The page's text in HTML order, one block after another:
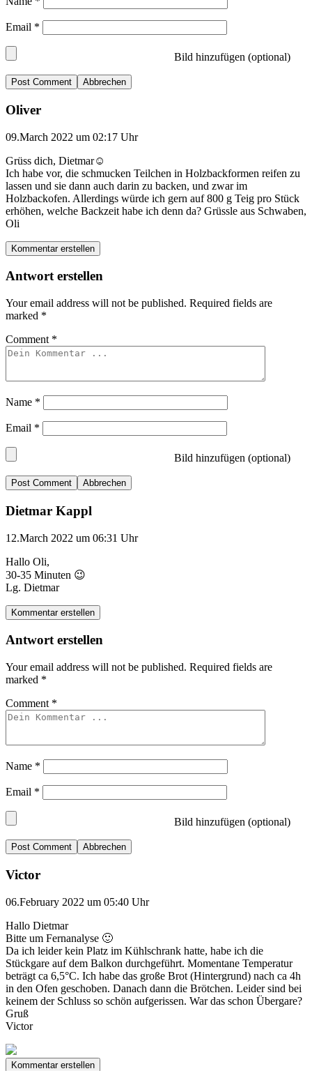
Email *
Bild hinzufügen (optional)
Abbrechen
Oliver
09.March 2022 um 02:17 Uhr
Grüss dich, Dietmar☺️
Ich habe vor, die schmucken Teilchen in Holzbackformen reifen zu
lassen und sie dann auch darin zu backen, und zwar im
Holzbackofen. Allerdings würde ich gern auf 800 g Teig pro Stück
erhöhen, welche Backzeit habe ich denn da? Grüssle aus Schwaben,
Oli
Kommentar erstellen
Antwort erstellen
Your email address will not be published. Required fields are
marked *
Comment *
Name *
Email *
Bild hinzufügen (optional)
Abbrechen
Dietmar Kappl
12.March 2022 um 06:31 Uhr
Hallo Oli,
30-35 Minuten 😉
Lg. Dietmar
Kommentar erstellen
Antwort erstellen
Your email address will not be published. Required fields are
marked *
Comment *
Name *
Email *
Bild hinzufügen (optional)
Abbrechen
Victor
06.February 2022 um 05:40 Uhr
Hallo Dietmar
Bitte um Fernanalyse 🙂
Da ich leider kein Platz im Kühlschrank hatte, habe ich die
Stückgare auf dem Balkon durchgeführt. Momentane Temperatur
beträgt ca 6,5°C. Ich habe das große Brot (Hintergrund) nach ca 4h
in den Ofen geschoben. Danach dann die Brötchen. Leider sind bei
keinem der Schluss so schön aufgerissen. War das schon Übergare?
Gruß
Victor
Kommentar erstellen